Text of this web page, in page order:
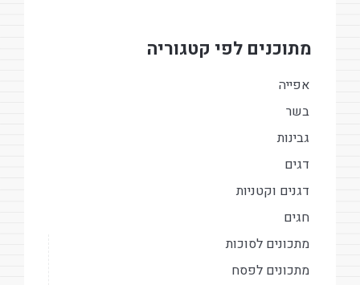
מתוכנים לפי קטגוריה
אפייה
בשר
גבינות
דגים
דגנים וקטניות
חגים
מתכונים לסוכות
מתכונים לפסח